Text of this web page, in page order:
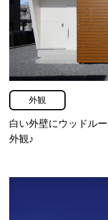
スタッフ紹介
オーナーズクララブ
住まいのコラム
外観
白い外壁にウッドル
外観♪